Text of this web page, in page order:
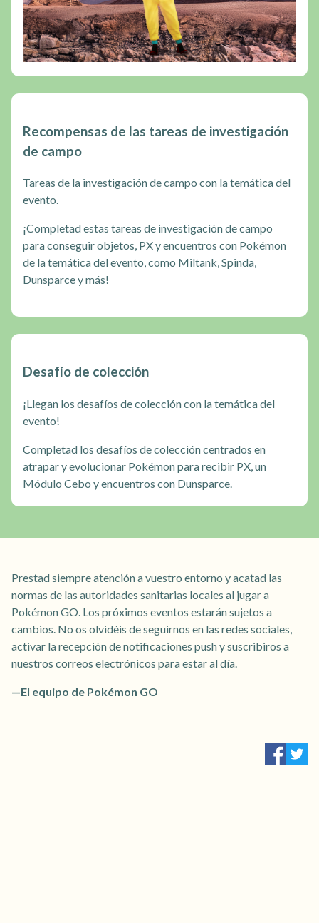
Recompensas de las tareas de investigación
de campo
Tareas de la investigación de campo con la temática del
evento.
¡Completad estas tareas de investigación de campo
para conseguir objetos, PX y encuentros con Pokémon
de la temática del evento, como Miltank, Spinda,
Dunsparce y más!
Desafío de colección
¡Llegan los desafíos de colección con la temática del
evento!
Completad los desafíos de colección centrados en
atrapar y evolucionar Pokémon para recibir PX, un
Módulo Cebo y encuentros con Dunsparce.
Prestad siempre atención a vuestro entorno y acatad las
normas de las autoridades sanitarias locales al jugar a
Pokémon GO. Los próximos eventos estarán sujetos a
cambios. No os olvidéis de seguirnos en las redes sociales,
activar la recepción de notificaciones push y suscribiros a
nuestros correos electrónicos para estar al día.
—El equipo de Pokémon GO